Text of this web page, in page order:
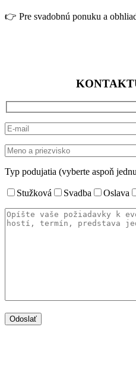
👉 Pre svadobnú ponuku a
Typ podujatia (vyberte aspoň
Stužková Svadba Oslava